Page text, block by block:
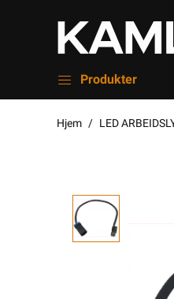
Produkter
Hjem LED